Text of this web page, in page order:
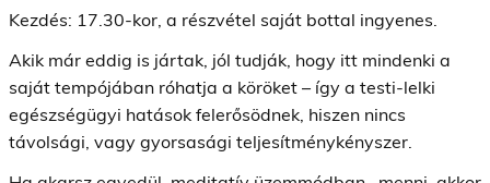
Kezdés: 17.30-kor, a részvétel saját bottal ingyenes.
Akik már eddig is jártak, jól tudják, hogy itt mindenki a
saját tempójában róhatja a köröket – így a testi-lelki
egészségügyi hatások felerősödnek, hiszen nincs
távolsági, vagy gyorsasági teljesítménykényszer.